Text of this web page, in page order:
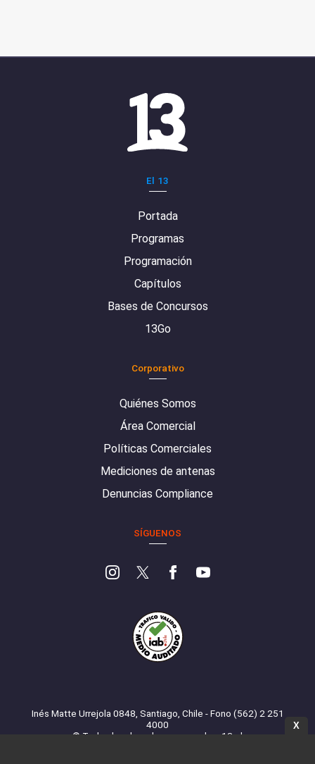
El 13
Portada
Programas
Programación
Capítulos
Bases de Concursos
13Go
Corporativo
Quiénes Somos
Área Comercial
Políticas Comerciales
Mediciones de antenas
Denuncias Compliance
SÍGUENOS
Inés Matte Urrejola 0848, Santiago, Chile - Fono (562) 2 251
4000
© Todos los derechos reservados. 13.cl
X